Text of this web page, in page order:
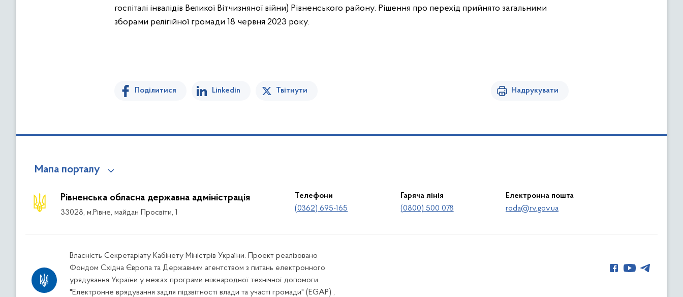
госпіталі інвалідів Великої Вітчизняної війни) Рівненського району. Рішення про перехід прийнято загальними
зборами релігійної громади 18 червня 2023 року.
Поділитися Linkedin Твітнути Надрукувати
Мапа порталу
Рівненська обласна державна адміністрація
33028, м.Рівне, майдан Просвіти, 1
Телефони
(0362) 695-165
Гаряча лінія
(0800) 500 078
Електронна пошта
roda@rv.gov.ua
Власність Секретаріату Кабінету Міністрів України. Проект реалізовано
Фондом Східна Європа та Державним агентством з питань електронного
урядування України у межах програми міжнародної технічної допомоги
"Електронне врядування задля підзвітності влади та участі громади" (EGAP) ,